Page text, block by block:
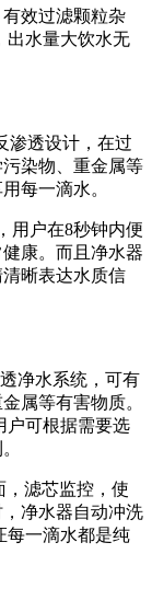
效过滤颗粒杂
出水量大饮水无
渗透设计，在过
染物、重金属等
每一滴水。
户在8秒钟内便
康。而且净水器
晰表达水质信
净水系统，可有
属等有害物质。
户可根据需要选
滤芯监控，使
净水器自动冲洗
每一滴水都是纯